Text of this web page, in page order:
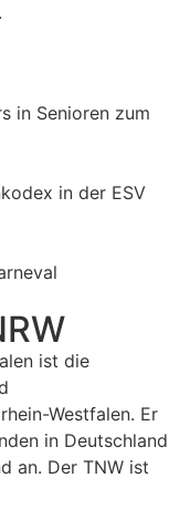
in Senioren zum
in der ESV
ist die
Westfalen. Er
in Deutschland
an. Der TNW ist